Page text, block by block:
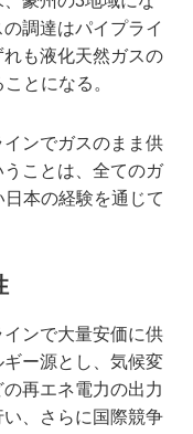
調達はパイプライ
も液化天然ガスの
とになる。
ンでガスのまま供
ことは、全てのガ
本の経験を通じて
ンで大量安価に供
ー源とし、気候変
再エネ電力の出力
、さらに国際競争